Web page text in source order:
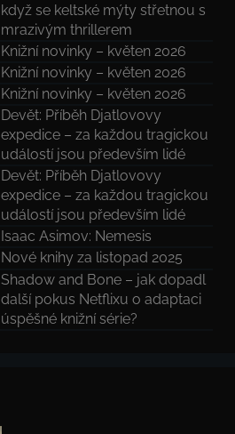
když se keltské mýty střetnou s
mrazivým thrillerem
Knižní novinky – květen 2026
Knižní novinky – květen 2026
Knižní novinky – květen 2026
Devět: Příběh Djatlovovy
expedice – za každou tragickou
událostí jsou především lidé
Devět: Příběh Djatlovovy
expedice – za každou tragickou
událostí jsou především lidé
Isaac Asimov: Nemesis
Nové knihy za listopad 2025
Shadow and Bone – jak dopadl
další pokus Netflixu o adaptaci
úspěšné knižní série?